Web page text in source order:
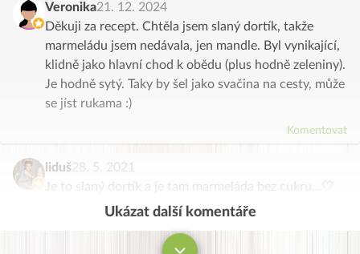
Veronika21. 12. 2024
Děkuji za recept. Chtěla jsem slaný dortík, takže
marmeládu jsem nedávala, jen mandle. Byl vynikající,
klidně jako hlavní chod k obědu (plus hodně zeleniny).
Je hodně sytý. Taky by šel jako svačina na cesty, může
se jíst rukama :)
Komentovat
liduš28. 5. 2021
Je to slaný dortík a je tam marmeláda bez cukru…🤍
Ukázat další komentáře